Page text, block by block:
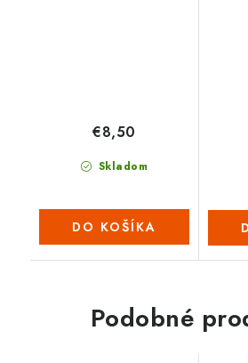
Skladom
€8,50
DO KOŠÍKA
Podobné